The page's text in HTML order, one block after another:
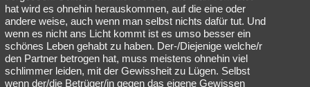
hat wird es ohnehin herauskommen, auf die eine oder
andere weise, auch wenn man selbst nichts dafür tut. Und
wenn es nicht ans Licht kommt ist es umso besser ein
schönes Leben gehabt zu haben. Der-/Diejenige welche/r
den Partner betrogen hat, muss meistens ohnehin viel
schlimmer leiden, mit der Gewissheit zu Lügen. Selbst
wenn der/die Betrüger/in gegen das eigene Gewissen